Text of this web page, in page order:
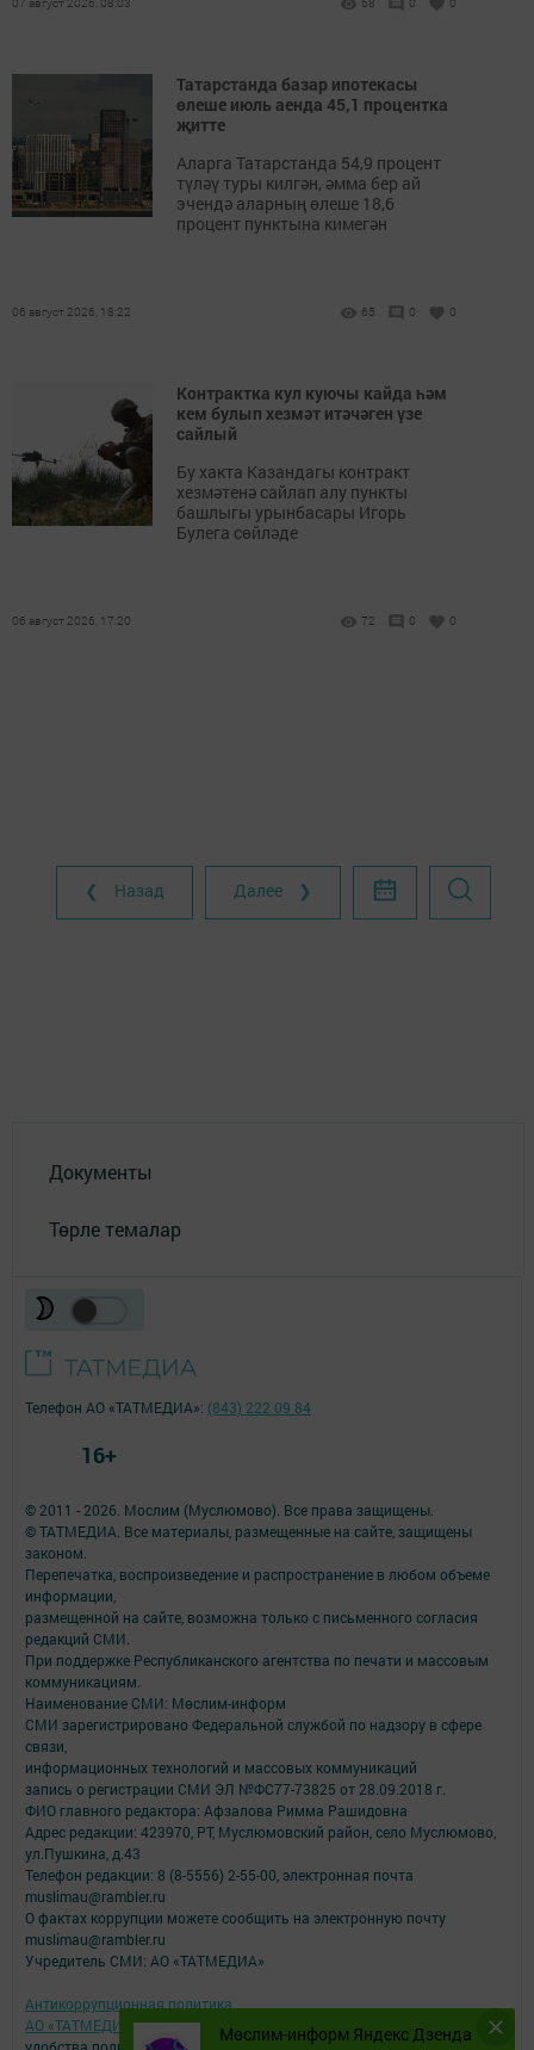
Татарстанда базар ипотекасы
өлеше июль аенда 45,1 процентка
җитте
Аларга Татарстанда 54,9 процент
түләү туры килгән, әмма бер ай
эчендә аларның өлеше 18,6
процент пунктына кимегән
06 август 2026, 18:22 65 0 0
Контрактка кул куючы кайда һәм
кем булып хезмәт итәчәген үзе
сайлый
Бу хакта Казандагы контракт
хезмәтенә сайлап алу пункты
башлыгы урынбасары Игорь
Булега сөйләде
06 август 2026, 17:20 72 0 0
❮ Назад Далее ❯
Документы
Төрле темалар
Мөслим-информ Яндекс Дзенда
© 2011 - 2026. Мослим (Муслюмово). Все права защищены.
© ТАТМЕДИА. Все материалы, размещенные на сайте, защищены
законом.
Перепечатка, воспроизведение и распространение в любом объеме
информации,
размещенной на сайте, возможна только с письменного согласия
редакций СМИ.
При поддержке Республиканского агентства по печати и массовым
коммуникациям.
Наименование СМИ: Мөслим-информ
СМИ зарегистрировано Федеральной службой по надзору в сфере
связи,
информационных технологий и массовых коммуникаций
запись о регистрации СМИ ЭЛ №ФС77-73825 от 28.09.2018 г.
ФИО главного редактора: Афзалова Римма Рашидовна
Адрес редакции: 423970, РТ, Муслюмовский район, село Муслюмово,
ул.Пушкина, д.43
Телефон редакции: 8 (8-5556) 2-55-00, электронная почта
muslimau@rambler.ru
О фактах коррупции можете сообщить на электронную почту
muslimau@rambler.ru
Учредитель СМИ: АО «ТАТМЕДИА»
Антикоррупционная политика
АО «ТАТМЕДИА» использует «cookie»
для персонализации сервисов и
Телефон АО «ТАТМЕДИА»: (843) 222 09 84
16+